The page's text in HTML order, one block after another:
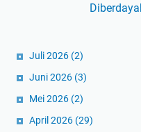
Juli 2026 (2)
Juni 2026 (3)
Mei 2026 (2)
April 2026 (29)